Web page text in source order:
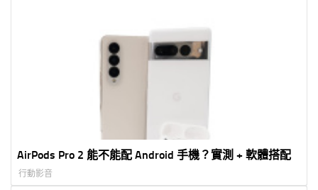
AirPods Pro 2 能不能配 Android 手機？實測 + 軟體搭配
行動影音